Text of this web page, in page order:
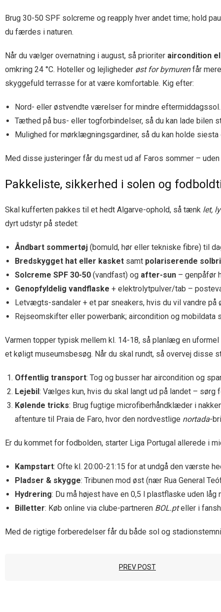
Brug 30-50 SPF solcreme og reapply hver andet time; hold
du færdes i naturen.
Når du vælger overnatning i august, så prioriter aircondition
omkring 24 °C. Hoteller og lejligheder øst for bymurenfår
skyggefuld terrasse for at være komfortable. Kig efter:
Nord- eller østvendte værelser for mindre eftermiddagssol.
Tæthed på bus- eller togforbindelser, så du kan lade bilen
Mulighed for mørklægningsgardiner, så du kan holde siesta
Med disse justeringer får du mest ud af Faros sommer –
Pakkeliste, sikkerhed i solen og
Skal kufferten pakkes til et hedt Algarve-ophold, så tænk let,
dyrt udstyr på stedet:
Åndbart sommertøj (bomuld, hør eller tekniske fibre) til
Bredskygget hat eller kasket samt polariserende
Solcreme SPF 30-50 (vandfast) og after-sun – genpåfør
Genopfyldelig vandflaske + elektrolytpulver/tab –
Letvægts-sandaler + et par sneakers, hvis du vil vandre på
Rejseomskifter eller powerbank; aircondition og mobildata
Varmen topper typisk mellem kl. 14-18, så planlæg en uformel
et køligt museumsbesøg. Når du skal rundt, så overvej disse
Offentlig transport: Tog og busser har aircondition og
Lejebil: Vælges kun, hvis du skal langt ud på landet –
Kølende tricks: Brug fugtige microfiberhåndklæder i
aftenture til Praia de Faro, hvor den nordvestlige nortada-
Er du kommet for fodbolden, starter Liga Portugal allerede i
Kampstart: Ofte kl. 20:00-21:15 for at undgå den værste
Pladser & skygge: Tribunen mod øst (nær Rua General
Hydrering: Du må højest have en 0,5 l plastflaske uden
Billetter: Køb online via clube-partneren BOL.pteller i
Med de rigtige forberedelser får du både sol og
PREV POST